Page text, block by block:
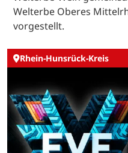
Welterbe Oberes
vorgestellt.
Rhein-Hunsrück-Kreis